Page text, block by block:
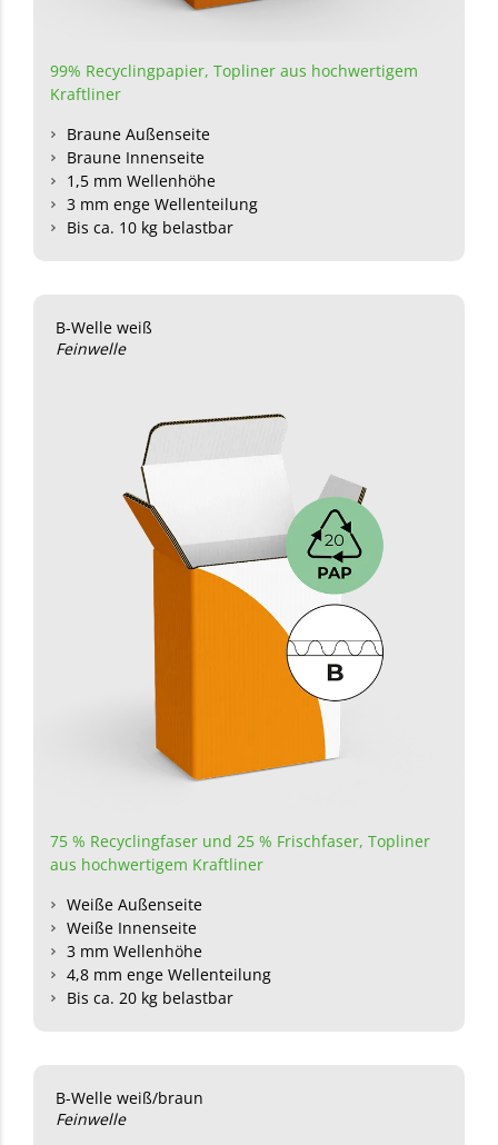
99% Recyclingpapier, Topliner aus hochwertigem
Kraftliner
Braune Außenseite
Braune Innenseite
1,5 mm Wellenhöhe
3 mm enge Wellenteilung
Bis ca. 10 kg belastbar
B-Welle weiß
Feinwelle
75 % Recyclingfaser und 25 % Frischfaser, Topliner
aus hochwertigem Kraftliner
Weiße Außenseite
Weiße Innenseite
3 mm Wellenhöhe
4,8 mm enge Wellenteilung
Bis ca. 20 kg belastbar
B-Welle weiß/braun
Feinwelle